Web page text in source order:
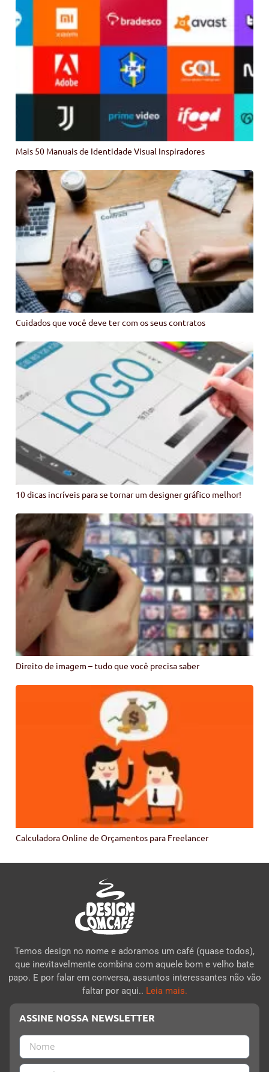
Mais 50 Manuais de Identidade Visual Inspiradores
Cuidados que você deve ter com os seus contratos
10 dicas incríveis para se tornar um designer gráfico melhor!
Direito de imagem – tudo que você precisa saber
Calculadora Online de Orçamentos para Freelancer
Temos design no nome e adoramos um café (quase todos),
que inevitavelmente combina com aquele bom e velho bate
papo. E por falar em conversa, assuntos interessantes não vão
faltar por aqui.. Leia mais.
ASSINE NOSSA NEWSLETTER